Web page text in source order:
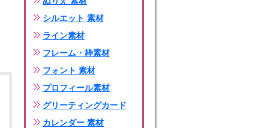
シルエット 素材
ライン素材
フレーム・枠素材
フォント 素材
プロフィール素材
グリーティングカード
カレンダー 素材